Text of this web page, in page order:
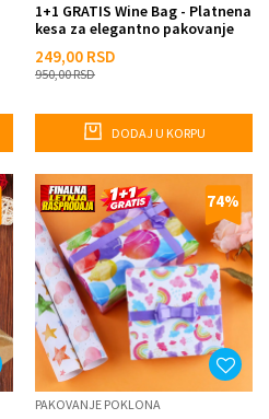
1+1 GRATIS Wine Bag - Platnena
kesa za elegantno pakovanje
249,00 RSD
950,00RSD
DODAJ U KORPU
74%
PAKOVANJE POKLONA